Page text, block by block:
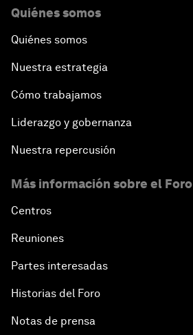
Quiénes somos
Quiénes somos
Nuestra estrategia
Cómo trabajamos
Liderazgo y gobernanza
Nuestra repercusión
Más información sobre el Foro
Centros
Reuniones
Partes interesadas
Historias del Foro
Notas de prensa